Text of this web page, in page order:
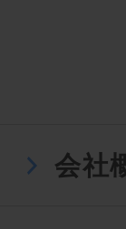
会社